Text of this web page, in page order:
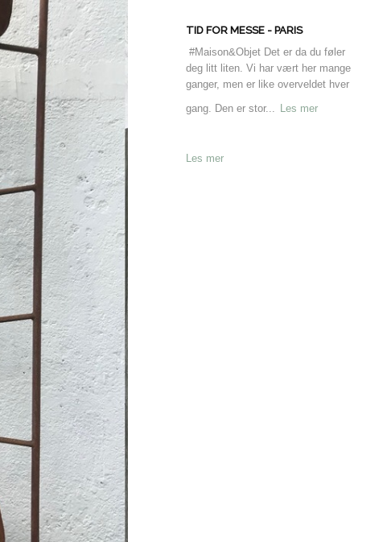
TID FOR MESSE - PARIS
#Maison&Objet Det er da du føler
deg litt liten. Vi har vært her mange
ganger, men er like overveldet hver
gang. Den er stor... Les mer
Les mer